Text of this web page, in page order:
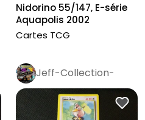
Nidorino 55/147, E-série
Aquapolis 2002
Cartes TCG
Jeff-Collection-
Rétro Pro